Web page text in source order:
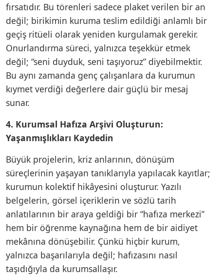
fırsatıdır. Bu törenleri sadece plaket verilen bir an
değil; birikimin kuruma teslim edildiği anlamlı bir
geçiş ritüeli olarak yeniden kurgulamak gerekir.
Onurlandırma süreci, yalnızca teşekkür etmek
değil; “seni duyduk, seni taşıyoruz” diyebilmektir.
Bu aynı zamanda genç çalışanlara da kurumun
kıymet verdiği değerlere dair güçlü bir mesaj
sunar.
4. Kurumsal Hafıza Arşivi Oluşturun:
Yaşanmışlıkları Kaydedin
Büyük projelerin, kriz anlarının, dönüşüm
süreçlerinin yaşayan tanıklarıyla yapılacak kayıtlar;
kurumun kolektif hikâyesini oluşturur. Yazılı
belgelerin, görsel içeriklerin ve sözlü tarih
anlatılarının bir araya geldiği bir “hafıza merkezi”
hem bir öğrenme kaynağına hem de bir aidiyet
mekânına dönüşebilir. Çünkü hiçbir kurum,
yalnızca başarılarıyla değil; hafızasını nasıl
taşıdığıyla da kurumsallaşır.